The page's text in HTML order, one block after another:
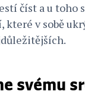
číst a u toho
které v sobě
svému